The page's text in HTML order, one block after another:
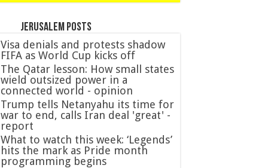
Jerusalem posts
Visa denials and protests shadow
FIFA as World Cup kicks off
The Qatar lesson: How small states
wield outsized power in a
connected world - opinion
Trump tells Netanyahu its time for
war to end, calls Iran deal 'great' -
report
What to watch this week: ‘Legends’
hits the mark as Pride month
programming begins